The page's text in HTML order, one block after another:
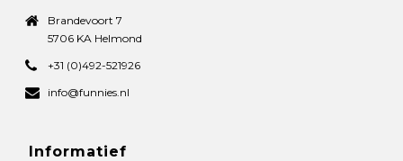
Brandevoort 7
5706 KA Helmond
+31 (0)492-521926
info@funnies.nl
Informatief